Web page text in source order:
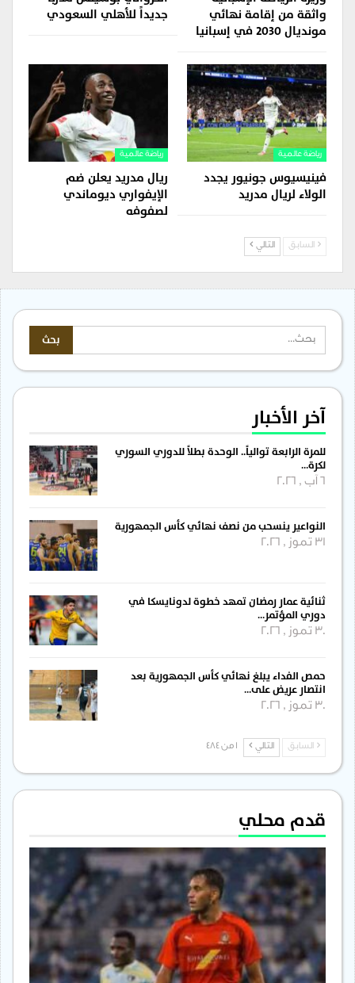
واثقة من إقامة نهائي
مونديال 2030 في إسبانيا
جديداً للأهلي السعودي
رياضة عالمية
فينيسيوس جونيور يجدد
الولاء لريال مدريد
رياضة عالمية
ريال مدريد يعلن ضم
الإيفواري ديوماندي
لصفوفه
السابق التالي
آخر الأخبار
للمرة الرابعة توالياً.. الوحدة بطلاً للدوري السوري
لكرة…
النواعير ينسحب من نصف نهائي كأس الجمهورية
31 تموز , 2026
ثنائية عمار رمضان تمهد خطوة لدونايسكا في
دوري المؤتمر…
30 تموز , 2026
حمص الفداء يبلغ نهائي كأس الجمهورية بعد
انتصار عريض على…
30 تموز , 2026
السابق التالي
قدم محلي